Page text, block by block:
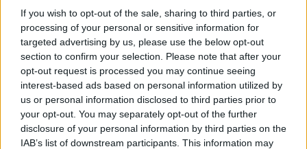
If you wish to opt-out of the sale, sharing to third parties, or
processing of your personal or sensitive information for
targeted advertising by us, please use the below opt-out
section to confirm your selection. Please note that after your
opt-out request is processed you may continue seeing
interest-based ads based on personal information utilized by
us or personal information disclosed to third parties prior to
your opt-out. You may separately opt-out of the further
disclosure of your personal information by third parties on the
IAB’s list of downstream participants. This information may
Protesta hyn në ditën e
70-të, Berisha: Lëvizja më
e fuqishme rinore dhe
qytetare që nga vitet ’90
Balliu denoncon projektin
“Smart City”: Fatura kaloi
nga 60 në 118.5 mln euro,
SHBA ka ngritur
shqetësime për Presight
AI dhe lidhjet e dyshuara
me Kinën